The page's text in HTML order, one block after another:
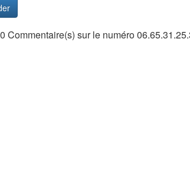
Commentaire(s) sur le numéro